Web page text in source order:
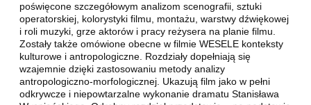
poświęcone szczegółowym analizom scenografii, sztuki
operatorskiej, kolorystyki filmu, montażu, warstwy dźwiękowej
i roli muzyki, grze aktorów i pracy reżysera na planie filmu.
Zostały także omówione obecne w filmie WESELE konteksty
kulturowe i antropologiczne. Rozdziały dopełniają się
wzajemnie dzięki zastosowaniu metody analizy
antropologiczno-morfologicznej. Ukazują film jako w pełni
odkrywcze i niepowtarzalne wykonanie dramatu Stanisława